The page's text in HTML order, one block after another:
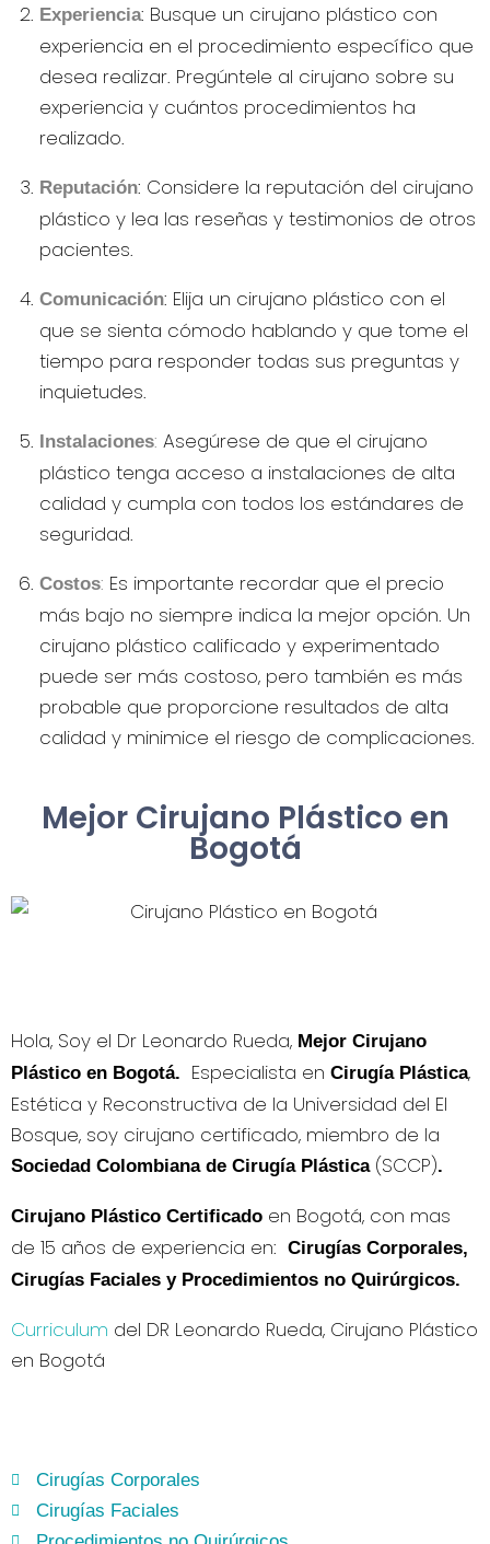
Experiencia: Busque un cirujano plástico con
experiencia en el procedimiento específico que
desea realizar. Pregúntele al cirujano sobre su
experiencia y cuántos procedimientos ha
realizado.
Reputación: Considere la reputación del cirujano
plástico y lea las reseñas y testimonios de otros
pacientes.
Comunicación: Elija un cirujano plástico con el
que se sienta cómodo hablando y que tome el
tiempo para responder todas sus preguntas y
inquietudes.
Instalaciones: Asegúrese de que el cirujano
plástico tenga acceso a instalaciones de alta
calidad y cumpla con todos los estándares de
seguridad.
Costos: Es importante recordar que el precio
más bajo no siempre indica la mejor opción. Un
cirujano plástico calificado y experimentado
puede ser más costoso, pero también es más
probable que proporcione resultados de alta
calidad y minimice el riesgo de complicaciones.
Mejor Cirujano Plástico en
Bogotá
Hola, Soy el Dr Leonardo Rueda, Mejor Cirujano
Plástico en Bogotá. Especialista en Cirugía Plástica,
Estética y Reconstructiva de la Universidad del El
Bosque, soy cirujano certificado, miembro de la
Sociedad Colombiana de Cirugía Plástica(SCCP).
Cirujano Plástico Certificado en Bogotá, con mas
de 15 años de experiencia en: Cirugías Corporales,
Cirugías Faciales y Procedimientos no Quirúrgicos.
Curriculum del DR Leonardo Rueda, Cirujano Plástico
en Bogotá
Cirugías Corporales
Cirugías Faciales